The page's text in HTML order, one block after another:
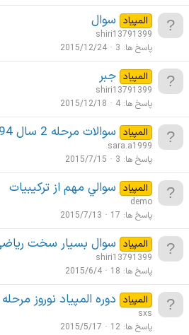
المپیاد سوال
shiri13791399
پاسخ ها 3
2015/12/24
المپیاد جبر
shiri13791399
پاسخ ها 4
2015/12/18
المپیاد سوالات مرحله 2 سال 94
sara.a1999
پاسخ ها 3
2015/7/15
المپیاد سوالي مهم از تركيبيات
demo
پاسخ ها 17
2015/7/13
المپیاد سوال بسیار سخت
shiri13791399
پاسخ ها 18
2015/6/4
المپیاد دوره المپياد نوروز
sxs
پاسخ ها 12
2015/5/17